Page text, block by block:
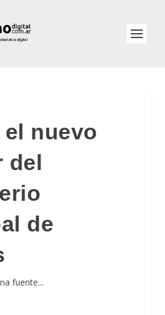
nuevo
del
de
fuente...